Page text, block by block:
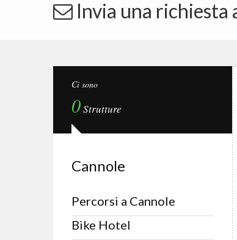
Invia una richiesta
Ci sono
0Strutture
Cannole
Percorsi a Cannole
Bike Hotel